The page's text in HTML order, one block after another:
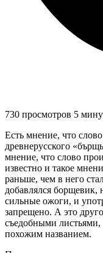
730 просмотров 5
Есть мнение, что
древнерусского
мнение, что слово
известно и такое
раньше, чем в него
добавлялся борщевик,
сильные ожоги, и
запрещено. А это
съедобными листьями,
похожим названием.